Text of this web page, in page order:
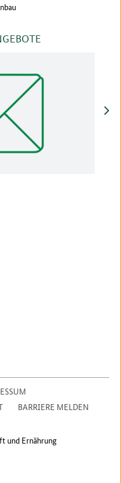
vor
BARRIERE MELDEN
und Ernährung